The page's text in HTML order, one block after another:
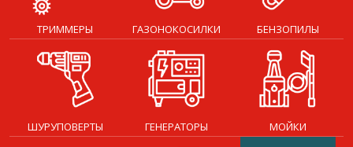
ТРИММЕРЫ ГАЗОНОКОСИЛКИ БЕНЗОПИЛЫ
ШУРУПОВЕРТЫ ГЕНЕРАТОРЫ МОЙКИ